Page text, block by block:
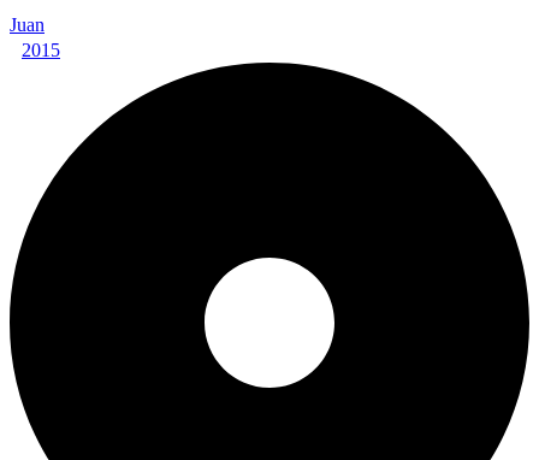
Juan
2015